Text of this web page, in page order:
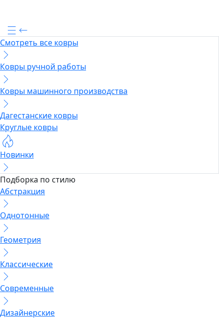
Смотреть все ковры
Ковры ручной работы
Ковры машинного производства
Дагестанские ковры
Круглые ковры
Новинки
Подборка по стилю
Абстракция
Однотонные
Геометрия
Классические
Современные
Дизайнерские